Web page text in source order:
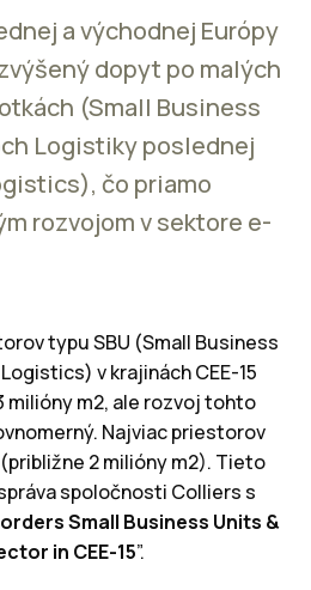
a východnej Európy
dopyt po malých
(Small Business
Logistiky poslednej
čo priamo
rozvojom v sektore e-
typu SBU (Small Business
v krajinách CEE-15
milióny m2, ale rozvoj tohto
Najviac priestorov
2 milióny m2). Tieto
spoločnosti Colliers s
Small Business Units &
in CEE-15”.